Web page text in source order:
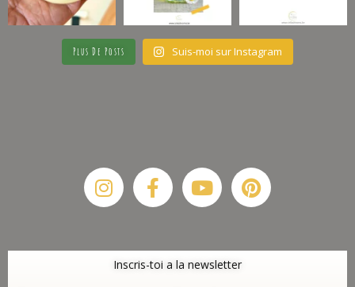
Plus De Posts Suis-moi sur Instagram
InstagramFacebook-
f
YoutubePinterest
Inscris-toi a la newsletter